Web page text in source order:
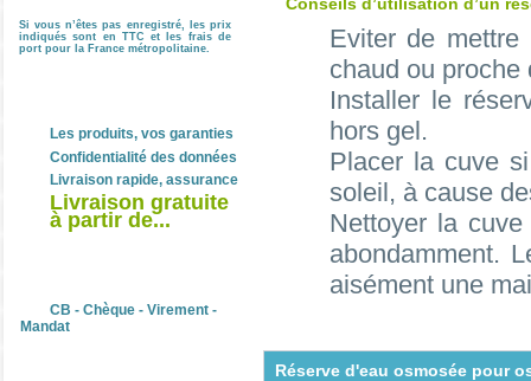
Si vous n’êtes pas enregistré, les prix
indiqués sont en TTC et les frais de
port pour la France métropolitaine.
Les produits, vos garanties
Confidentialité des données
Livraison rapide, assurance
Livraison gratuite
à partir de...
CB - Chèque - Virement -
Mandat
Eviter de mettre
chaud ou proche
Installer le
hors gel.
Placer la cuve
soleil, à cause
Nettoyer la
abondamment.
aisément une
Réserve d'eau osmosée pour